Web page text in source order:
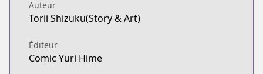
Auteur
Torii Shizuku(Story & Art)
Éditeur
Comic Yuri Hime